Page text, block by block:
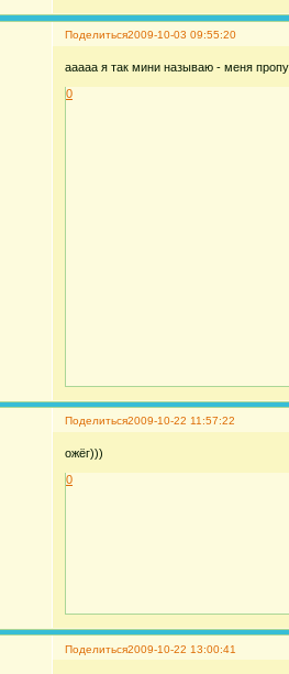
Поделиться2009-10-03 09:55:20
ааааа я так мини называю - меня
0
Поделиться2009-10-22 11:57:22
ожёг)))
0
Поделиться2009-10-22 13:00:41